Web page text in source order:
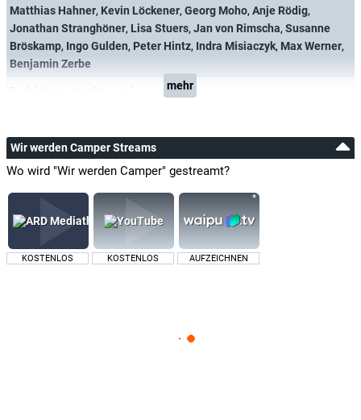
Matthias Hahner, Kevin Löckener, Georg Moho, Anje Rödig,
Jonathan Stranghöner, Lisa Stuers, Jan von Rimscha, Susanne
Bröskamp, Ingo Gulden, Peter Hintz, Indra Misiaczyk, Max Werner,
Benjamin Zerbe
mehr
Wir werden Camper Streams
Wo wird "Wir werden Camper" gestreamt?
KOSTENLOS KOSTENLOS AUFZEICHNEN